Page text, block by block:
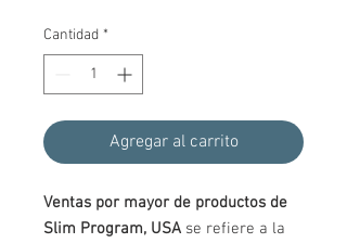
Cantidad *
Agregar al carrito
Ventas por mayor de productos de
Slim Program, USA se refiere a la